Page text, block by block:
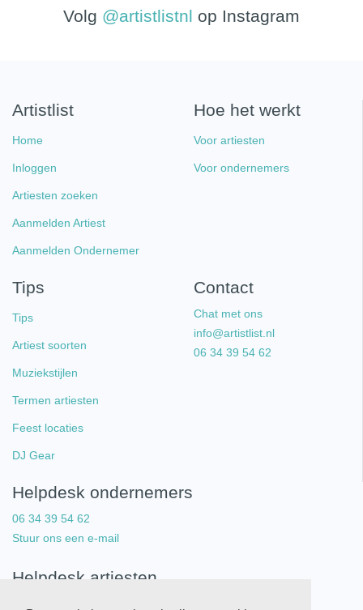
Volg @artistlistnl op Instagram
Artistlist
Home
Inloggen
Artiesten zoeken
Aanmelden Artiest
Aanmelden Ondernemer
Hoe het werkt
Voor artiesten
Voor ondernemers
Tips
Tips
Artiest soorten
Muziekstijlen
Termen artiesten
Feest locaties
DJ Gear
Contact
Chat met ons
info@artistlist.nl
06 34 39 54 62
Helpdesk ondernemers
06 34 39 54 62
Stuur ons een e-mail
Helpdesk artiesten